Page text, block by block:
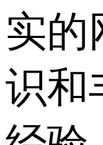
实的
识和